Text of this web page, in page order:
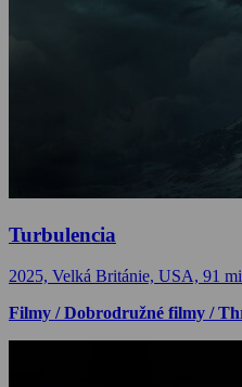
Turbulencia
2025, Velká Británie, USA, 91
Filmy / Dobrodružné filmy /